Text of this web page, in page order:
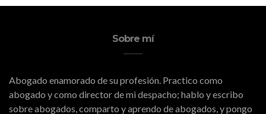
Sobre mí
Abogado enamorado de su profesión. Practico como
abogado y como director de mi despacho; hablo y escribo
sobre abogados, comparto y aprendo de abogados, y pongo